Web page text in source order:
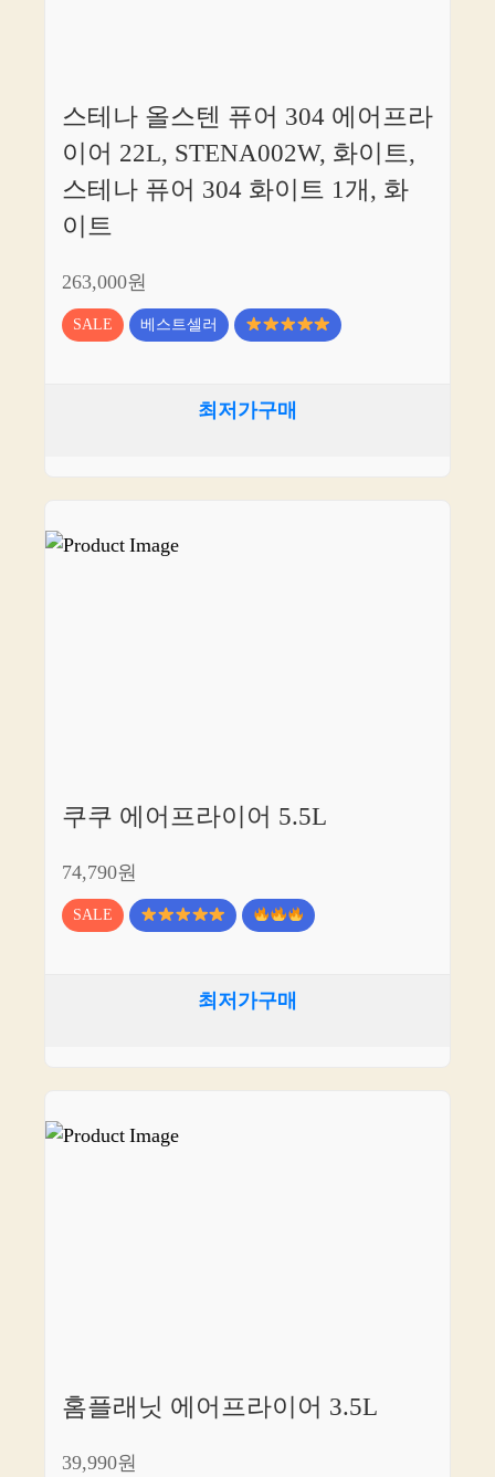
스테나 올스텐 퓨어 304 에어프라
이어 22L, STENA002W, 화이트,
스테나 퓨어 304 화이트 1개, 화
이트
263,000원
SALE 베스트셀러
최저가구매
쿠쿠 에어프라이어 5.5L
74,790원
SALE
최저가구매
홈플래닛 에어프라이어 3.5L
39,990원